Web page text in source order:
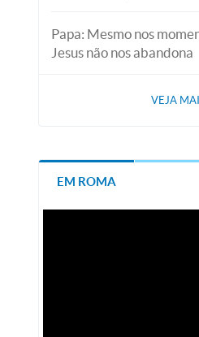
Papa: Mesmo nos
Jesus não nos abandona
VEJA
EM ROMA